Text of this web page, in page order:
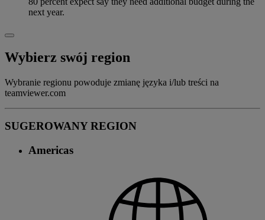
next year.
Wybierz swój region
Wybranie regionu powoduje zmianę języka i/lub treści na
teamviewer.com
SUGEROWANY REGION
Americas